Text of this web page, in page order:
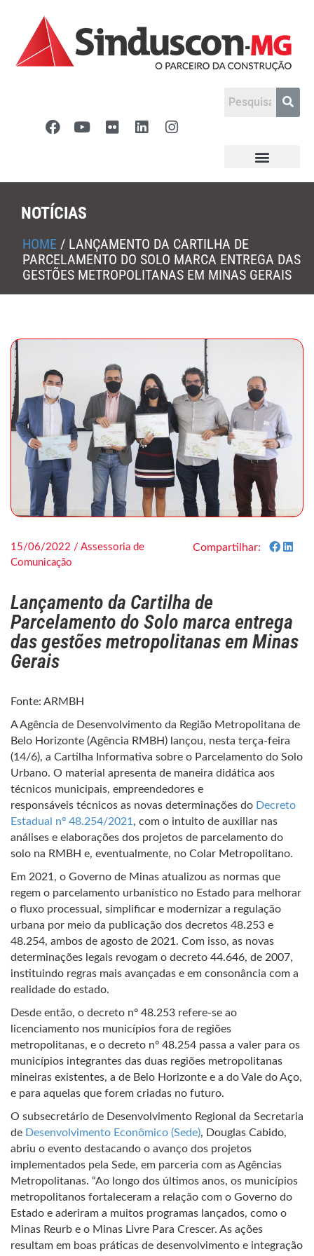
NOTÍCIAS
HOME / LANÇAMENTO DA CARTILHA DE
PARCELAMENTO DO SOLO MARCA ENTREGA DAS
GESTÕES METROPOLITANAS EM MINAS GERAIS
15/06/2022 / Assessoria de
Comunicação
Compartilhar:
Lançamento da Cartilha de
Parcelamento do Solo marca entrega
das gestões metropolitanas em Minas
Gerais
Fonte: ARMBH
A Agência de Desenvolvimento da Região Metropolitana de
Belo Horizonte (Agência RMBH) lançou, nesta terça-feira
(14/6), a Cartilha Informativa sobre o Parcelamento do Solo
Urbano. O material apresenta de maneira didática aos
técnicos municipais, empreendedores e
responsáveis técnicos as novas determinações do Decreto
Estadual nº 48.254/2021 , com o intuito de auxiliar nas
análises e elaborações dos projetos de parcelamento do
solo na RMBH e, eventualmente, no Colar Metropolitano.
Em 2021, o Governo de Minas atualizou as normas que
regem o parcelamento urbanístico no Estado para melhorar
o fluxo processual, simplificar e modernizar a regulação
urbana por meio da publicação dos decretos 48.253 e
48.254, ambos de agosto de 2021. Com isso, as novas
determinações legais revogam o decreto 44.646, de 2007,
instituindo regras mais avançadas e em consonância com a
realidade do estado.
Desde então, o decreto nº 48.253 refere-se ao
licenciamento nos municípios fora de regiões
metropolitanas, e o decreto nº 48.254 passa a valer para os
municípios integrantes das duas regiões metropolitanas
mineiras existentes, a de Belo Horizonte e a do Vale do Aço,
e para aquelas que forem criadas no futuro.
O subsecretário de Desenvolvimento Regional da Secretaria
de Desenvolvimento Econômico (Sede), Douglas Cabido,
abriu o evento destacando o avanço dos projetos
implementados pela Sede, em parceria com as Agências
Metropolitanas. “Ao longo dos últimos anos, os municípios
metropolitanos fortaleceram a relação com o Governo do
Estado e aderiram a muitos programas lançados, como o
Minas Reurb e o Minas Livre Para Crescer. As ações
resultam em boas práticas de desenvolvimento e integração